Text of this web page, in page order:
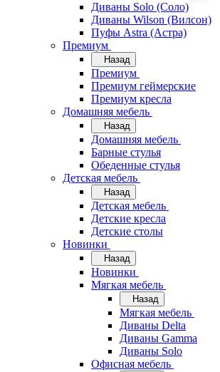
Диваны Solo (Соло)
Диваны Wilson (Вилсон)
Пуфы Astra (Астра)
Премиум
Назад
Премиум
Премиум геймерские
Премиум кресла
Домашняя мебель
Назад
Домашняя мебель
Барные стулья
Обеденные стулья
Детская мебель
Назад
Детская мебель
Детские кресла
Детские столы
Новинки
Назад
Новинки
Мягкая мебель
Назад
Мягкая мебель
Диваны Delta
Диваны Gamma
Диваны Solo
Офисная мебель